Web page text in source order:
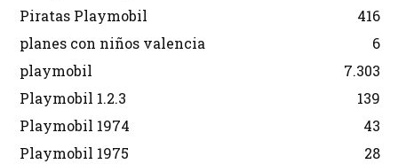
Piratas Playmobil
416
planes con niños valencia
6
playmobil
7.303
Playmobil 1.2.3
139
Playmobil 1974
43
Playmobil 1975
28